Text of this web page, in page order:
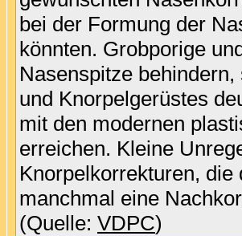
bei der Formung der
könnten. Grobporige
Nasenspitze
und Knorpelgerüstes
mit den modernen
erreichen. Kleine
Knorpelkorrekturen,
manchmal eine
(Quelle: VDPC)